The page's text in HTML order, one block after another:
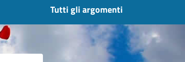
Tutti gli argomenti